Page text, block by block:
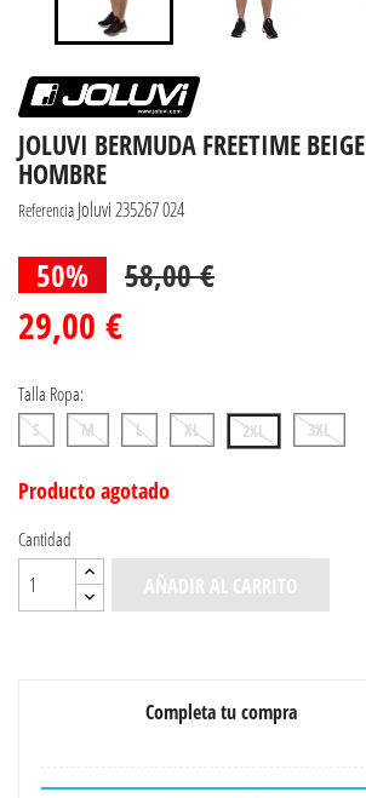
JOLUVI BERMUDA FREETIME
HOMBRE
Referencia Joluvi 235267 024
50% 58,00 €
29,00 €
Talla Ropa:
S M L XL 2XL 3XL
Producto agotado
Cantidad
AÑADIR AL CARRITO
Completa tu compra